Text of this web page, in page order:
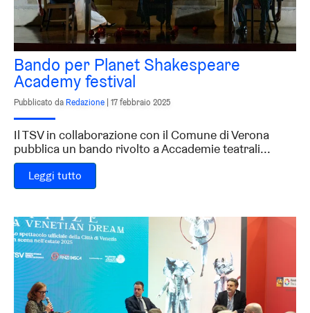
Bando per Planet Shakespeare
Academy festival
Pubblicato da Redazione 17 febbraio 2025
Il TSV in collaborazione con il Comune di Verona
pubblica un bando rivolto a Accademie teatrali...
Leggi tutto